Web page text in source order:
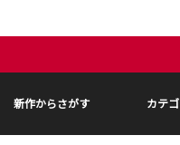
新作からさがす カテ